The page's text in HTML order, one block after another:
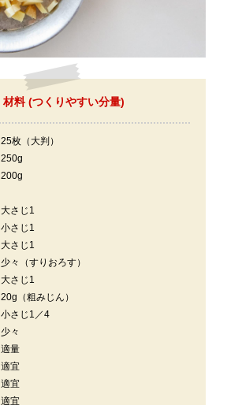
材料 (つくりやすい分量)
25枚（大判）
250g
200g
大さじ1
小さじ1
大さじ1
少々（すりおろす）
大さじ1
20g（粗みじん）
小さじ1／4
少々
適量
適宜
適宜
適宜